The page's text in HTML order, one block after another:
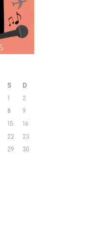
S
D
1
2
8
9
15
16
22
23
29
30